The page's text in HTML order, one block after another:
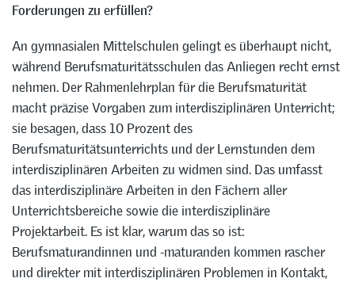
Forderungen zu erfüllen?
An gymnasialen Mittelschulen gelingt es überhaupt nicht,
während Berufsmaturitätsschulen das Anliegen recht ernst
nehmen. Der Rahmenlehrplan für die Berufsmaturität
macht präzise Vorgaben zum interdisziplinären Unterricht;
sie besagen, dass 10 Prozent des
Berufsmaturitätsunterrichts und der Lernstunden dem
interdisziplinären Arbeiten zu widmen sind. Das umfasst
das interdisziplinäre Arbeiten in den Fächern aller
Unterrichtsbereiche sowie die interdisziplinäre
Projektarbeit. Es ist klar, warum das so ist:
Berufsmaturandinnen und -maturanden kommen rascher
und direkter mit interdisziplinären Problemen in Kontakt,